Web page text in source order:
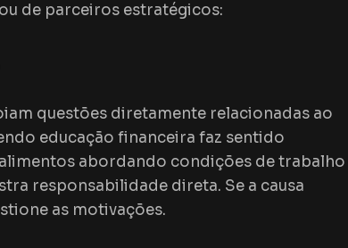
de parceiros estratégicos:
questões diretamente relacionadas ao
educação financeira faz sentido
abordando condições de trabalho
responsabilidade direta. Se a causa
as motivações.